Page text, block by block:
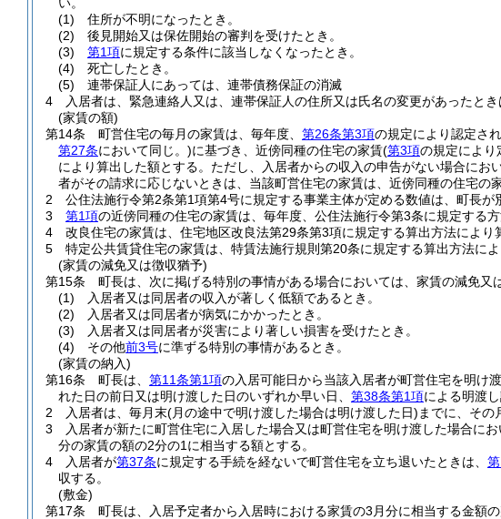
(1)
住所が不明になったとき。
(2)
後見開始又は保佐開始の審判を受けたとき。
(3)
第1項に規定する条件に該当しなくなったとき。
(4)
死亡したとき。
(5)
連帯保証人にあっては、連帯債務保証の消滅
4
入居者は、緊急連絡人又は、連帯保証人の住所又は氏名の変更があったと
(家賃の額)
第14条
町営住宅の毎月の家賃は、毎年度、 第26条第3項の規定により認定さ
第27条において同じ。)に基づき、近傍同種の住宅の家賃(第3項の規定により
により算出した額とする。 ただし、入居者からの収入の申告がない場合におい
者がその請求に応じないときは、当該町営住宅の家賃は、近傍同種の住宅の家
2
公住法施行令第2条第1項第4号に規定する事業主体が定める数値は、町長が
3
第1項の近傍同種の住宅の家賃は、毎年度、公住法施行令第3条に規定する方
4
改良住宅の家賃は、住宅地区改良法第29条第3項に規定する算出方法により
5
特定公共賃貸住宅の家賃は、特賃法施行規則第20条に規定する算出方法に
(家賃の減免又は徴収猶予)
第15条
町長は、次に掲げる特別の事情がある場合においては、家賃の減免又
(1)
入居者又は同居者の収入が著しく低額であるとき。
(2)
入居者又は同居者が病気にかかったとき。
(3)
入居者又は同居者が災害により著しい損害を受けたとき。
(4)
その他前3号に準ずる特別の事情があるとき。
(家賃の納入)
第16条
町長は、 第11条第1項の入居可能日から当該入居者が町営住宅を明け
れた日の前日又は明け渡した日のいずれか早い日、 第38条第1項による明渡
2
入居者は、毎月末(月の途中で明け渡した場合は明け渡した日) までに、その
3
入居者が新たに町営住宅に入居した場合又は町営住宅を明け渡した場合に
分の家賃の額の2分の1に相当する額とする。
4
入居者が第37条に規定する手続を経ないで町営住宅を立ち退いたときは、
収する。
(敷金)
第17条
町長は、入居予定者から入居時における家賃の3月分に相当する金額の